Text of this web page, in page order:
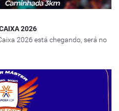
2026
2026 está chegando, será no